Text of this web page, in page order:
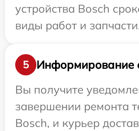
устройства Bosch
виды работ и
5
Информирование
Вы получите
завершении ремонта
Bosch, и курьер